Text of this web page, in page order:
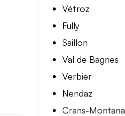
Vétroz
Fully
Saillon
Val de Bagnes
Verbier
Nendaz
Crans-Montana